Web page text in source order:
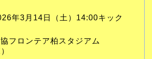
年3月14日（土）14:00キック
フロンテア柏スタジアム